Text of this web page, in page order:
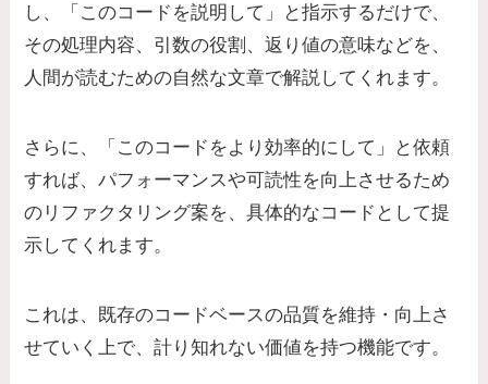
し、「このコードを説明して」と指示するだけで、
その処理内容、引数の役割、返り値の意味などを、
人間が読むための自然な文章で解説してくれます。
さらに、「このコードをより効率的にして」と依頼
すれば、パフォーマンスや可読性を向上させるため
のリファクタリング案を、具体的なコードとして提
示してくれます。
これは、既存のコードベースの品質を維持・向上さ
せていく上で、計り知れない価値を持つ機能です。